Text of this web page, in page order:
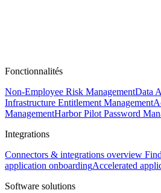
Fonctionnalités
Non-Employee Risk ManagementData
Infrastructure Entitlement Management
ManagementHarbor Pilot Password
Integrations
Connectors & integrations overview
application onboardingAccelerated
Software solutions